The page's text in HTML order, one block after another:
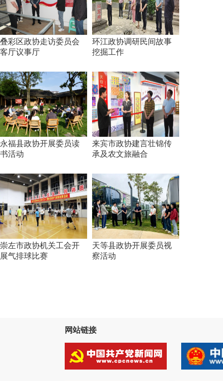
叠彩区政协走访委员会
客厅议事厅
环江政协调研民间故事
挖掘工作
永福县政协开展委员读
书活动
来宾市政协建言壮锦传
承及农文旅融合
崇左市政协机关工会开
展气排球比赛
天等县政协开展委员视
察活动
网站链接